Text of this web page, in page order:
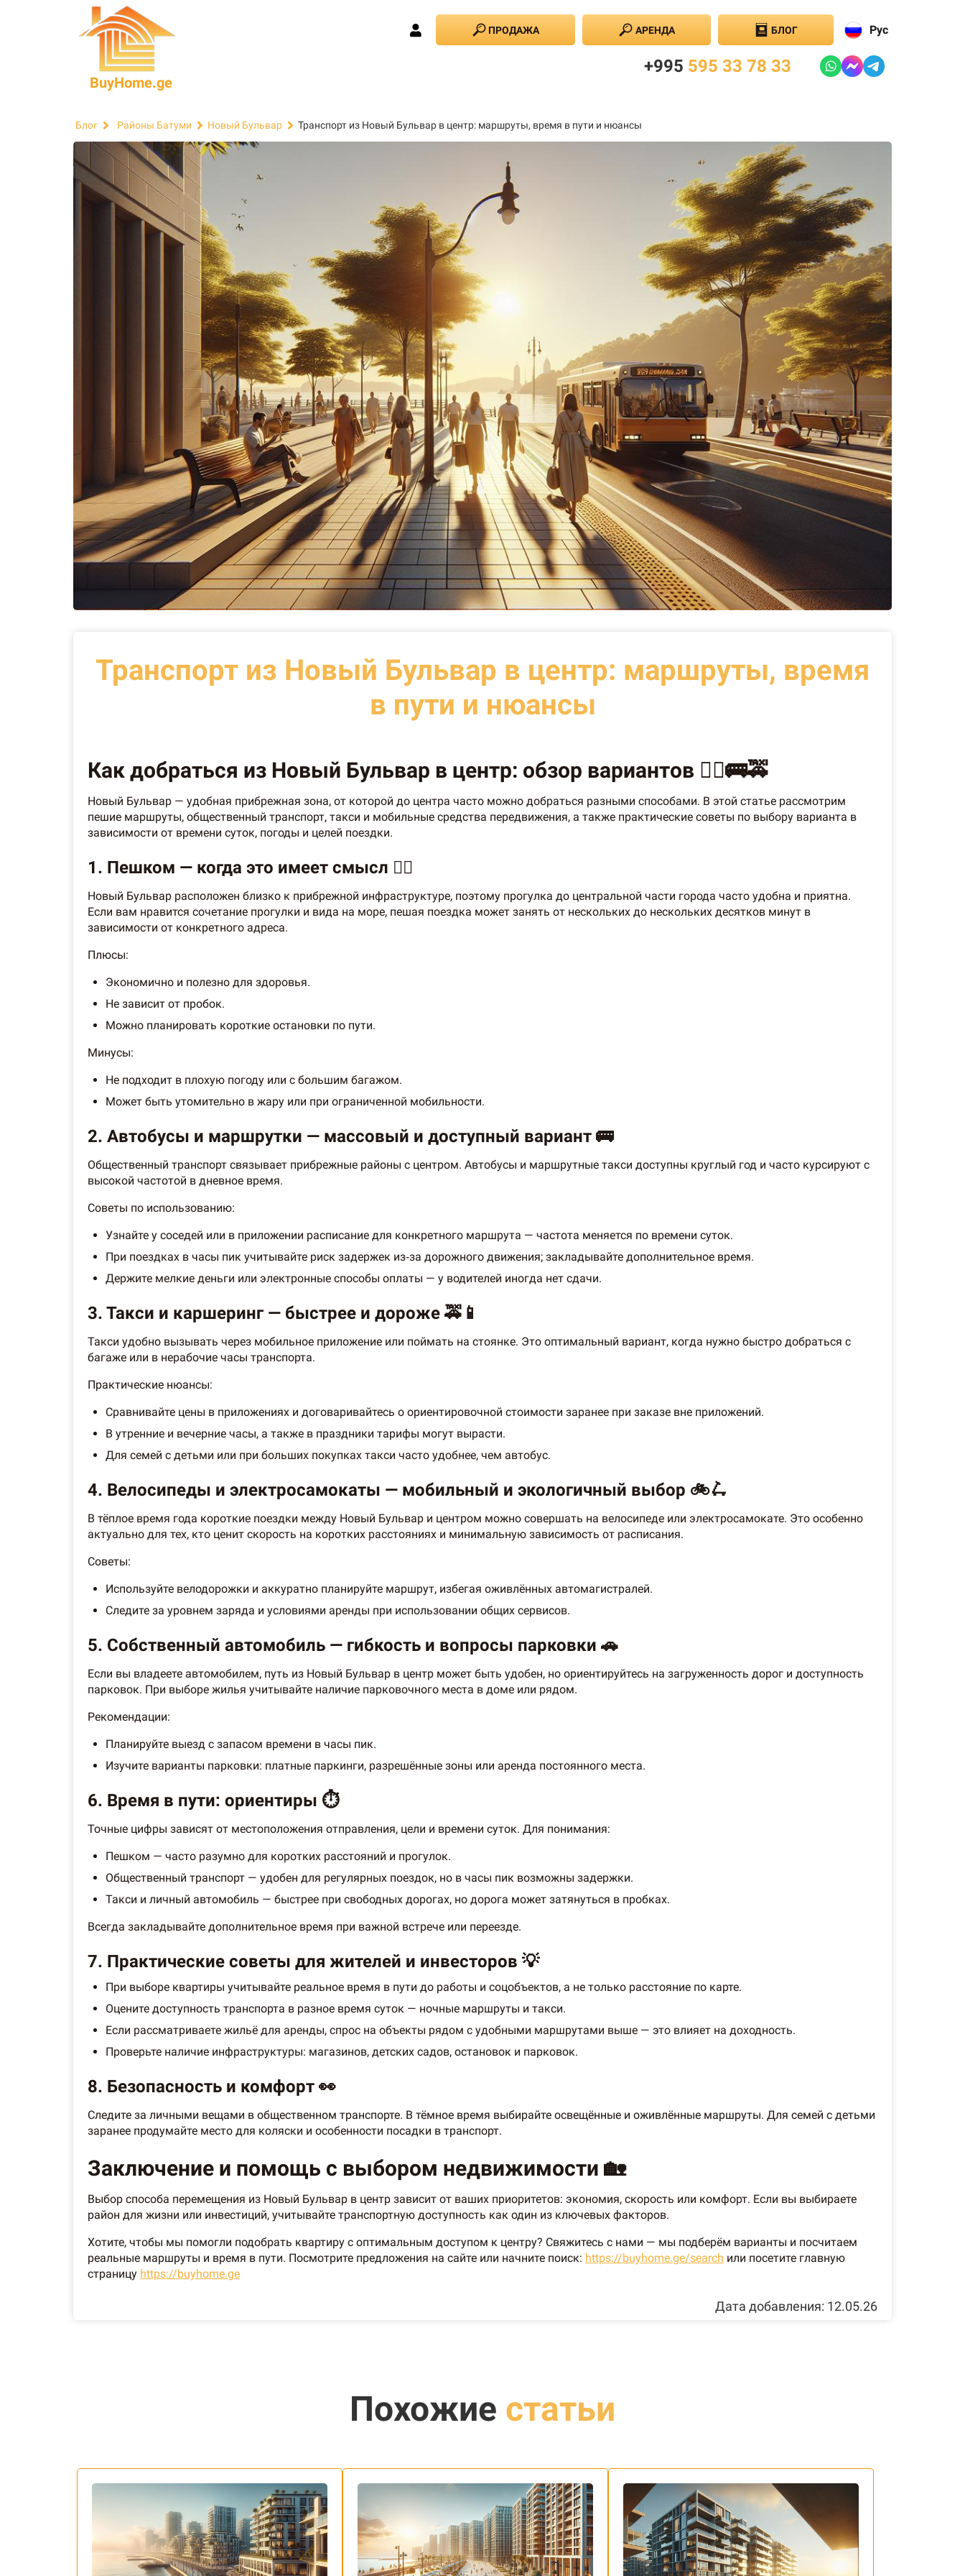
BuyHome.ge
ПРОДАЖА АРЕНДА БЛОГ Рус
+995 595 33 78 33
Блог Районы Батуми Новый Бульвар Транспорт из Новый Бульвар в центр: маршруты, время в пути и нюансы
Транспорт из Новый Бульвар в центр: маршруты, время
в пути и нюансы
Как добраться из Новый Бульвар в центр: обзор вариантов 🚶‍♂️🚌🚕
Новый Бульвар — удобная прибрежная зона, от которой до центра часто можно добраться разными способами. В этой статье рассмотрим
пешие маршруты, общественный транспорт, такси и мобильные средства передвижения, а также практические советы по выбору варианта в
зависимости от времени суток, погоды и целей поездки.
1. Пешком — когда это имеет смысл 🚶‍♀️
Новый Бульвар расположен близко к прибрежной инфраструктуре, поэтому прогулка до центральной части города часто удобна и приятна.
Если вам нравится сочетание прогулки и вида на море, пешая поездка может занять от нескольких до нескольких десятков минут в
зависимости от конкретного адреса.
Плюсы:
Экономично и полезно для здоровья.
Не зависит от пробок.
Можно планировать короткие остановки по пути.
Минусы:
Не подходит в плохую погоду или с большим багажом.
Может быть утомительно в жару или при ограниченной мобильности.
2. Автобусы и маршрутки — массовый и доступный вариант 🚌
Общественный транспорт связывает прибрежные районы с центром. Автобусы и маршрутные такси доступны круглый год и часто курсируют с
высокой частотой в дневное время.
Советы по использованию:
Узнайте у соседей или в приложении расписание для конкретного маршрута — частота меняется по времени суток.
При поездках в часы пик учитывайте риск задержек из‑за дорожного движения; закладывайте дополнительное время.
Держите мелкие деньги или электронные способы оплаты — у водителей иногда нет сдачи.
3. Такси и каршеринг — быстрее и дороже 🚕📱
Такси удобно вызывать через мобильное приложение или поймать на стоянке. Это оптимальный вариант, когда нужно быстро добраться с
багаже или в нерабочие часы транспорта.
Практические нюансы:
Сравнивайте цены в приложениях и договаривайтесь о ориентировочной стоимости заранее при заказе вне приложений.
В утренние и вечерние часы, а также в праздники тарифы могут вырасти.
Для семей с детьми или при больших покупках такси часто удобнее, чем автобус.
4. Велосипеды и электросамокаты — мобильный и экологичный выбор 🚲🛴
В тёплое время года короткие поездки между Новый Бульвар и центром можно совершать на велосипеде или электросамокате. Это особенно
актуально для тех, кто ценит скорость на коротких расстояниях и минимальную зависимость от расписания.
Советы:
Используйте велодорожки и аккуратно планируйте маршрут, избегая оживлённых автомагистралей.
Следите за уровнем заряда и условиями аренды при использовании общих сервисов.
5. Собственный автомобиль — гибкость и вопросы парковки 🚗
Если вы владеете автомобилем, путь из Новый Бульвар в центр может быть удобен, но ориентируйтесь на загруженность дорог и доступность
парковок. При выборе жилья учитывайте наличие парковочного места в доме или рядом.
Рекомендации:
Планируйте выезд с запасом времени в часы пик.
Изучите варианты парковки: платные паркинги, разрешённые зоны или аренда постоянного места.
6. Время в пути: ориентиры ⏱️
Точные цифры зависят от местоположения отправления, цели и времени суток. Для понимания:
Пешком — часто разумно для коротких расстояний и прогулок.
Общественный транспорт — удобен для регулярных поездок, но в часы пик возможны задержки.
Такси и личный автомобиль — быстрее при свободных дорогах, но дорога может затянуться в пробках.
Всегда закладывайте дополнительное время при важной встрече или переезде.
7. Практические советы для жителей и инвесторов 💡
При выборе квартиры учитывайте реальное время в пути до работы и соцобъектов, а не только расстояние по карте.
Оцените доступность транспорта в разное время суток — ночные маршруты и такси.
Если рассматриваете жильё для аренды, спрос на объекты рядом с удобными маршрутами выше — это влияет на доходность.
Проверьте наличие инфраструктуры: магазинов, детских садов, остановок и парковок.
8. Безопасность и комфорт 👀
Следите за личными вещами в общественном транспорте. В тёмное время выбирайте освещённые и оживлённые маршруты. Для семей с детьми
заранее продумайте место для коляски и особенности посадки в транспорт.
Заключение и помощь с выбором недвижимости 🏡
Выбор способа перемещения из Новый Бульвар в центр зависит от ваших приоритетов: экономия, скорость или комфорт. Если вы выбираете
район для жизни или инвестиций, учитывайте транспортную доступность как один из ключевых факторов.
Хотите, чтобы мы помогли подобрать квартиру с оптимальным доступом к центру? Свяжитесь с нами — мы подберём варианты и посчитаем
реальные маршруты и время в пути. Посмотрите предложения на сайте или начните поиск: https://buyhome.ge/search или посетите главную
страницу https://buyhome.ge
Дата добавления: 12.05.26
Похожие статьи